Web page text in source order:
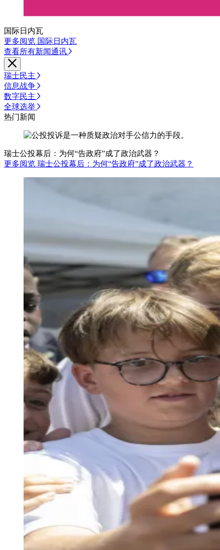
国际日内瓦
更多阅览 国际日内瓦
查看所有新闻通讯
瑞士民主
信息战争
数字民主
全球选举
热门新闻
瑞士公投幕后：为何“告政府”成了政治武器？
更多阅览 瑞士公投幕后：为何“告政府”成了政治武器？